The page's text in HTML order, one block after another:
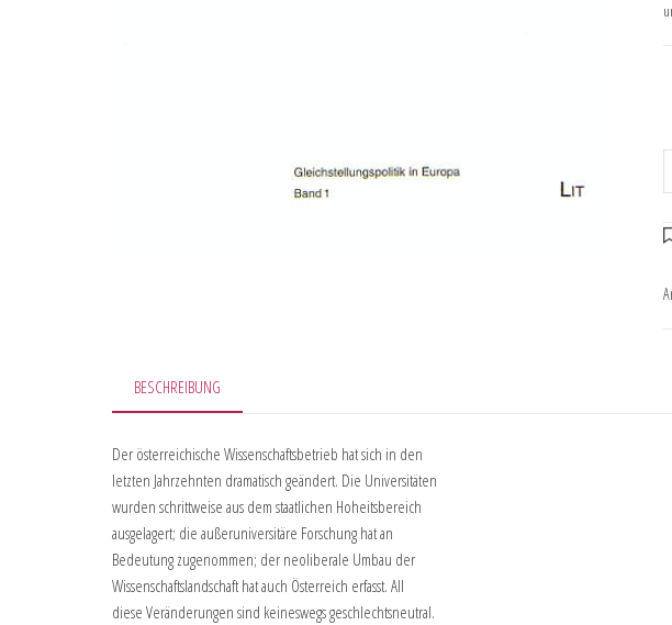
BESCHREIBUNG
Der österreichische Wissenschaftsbetrieb hat sich in den
letzten Jahrzehnten dramatisch geändert. Die Universitäten
wurden schrittweise aus dem staatlichen Hoheitsbereich
ausgelagert; die außeruniversitäre Forschung hat an
Bedeutung zugenommen; der neoliberale Umbau der
Wissenschaftslandschaft hat auch Österreich erfasst. All
diese Veränderungen sind keineswegs geschlechtsneutral.